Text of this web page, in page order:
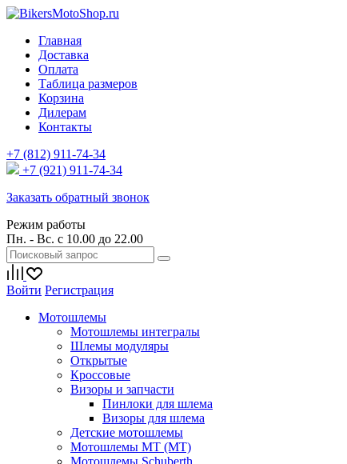
Главная
Доставка
Оплата
Таблица размеров
Корзина
Дилерам
Контакты
+7 (812) 911-74-34
+7 (921) 911-74-34
Заказать обратный звонок
Режим работы
Пн. - Вс. с 10.00 до 22.00
Войти Регистрация
Мотошлемы
Мотошлемы интегралы
Шлемы модуляры
Открытые
Кросcовые
Визоры и запчасти
Пинлоки для шлема
Визоры для шлема
Детские мотошлемы
Мотошлемы MT (МТ)
Мотошлемы Schuberth